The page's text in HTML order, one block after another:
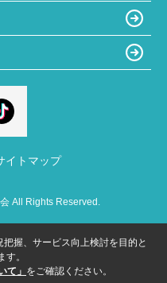
イトマップ
All Rights Reserved.
握、サービス向上検討を目的と
。
て」 をご確認ください。